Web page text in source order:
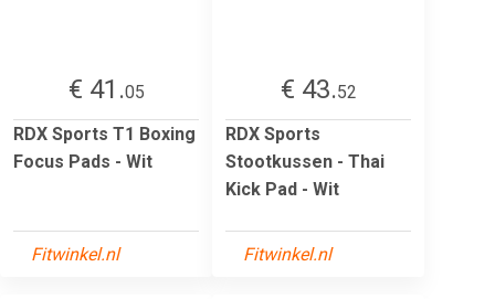
€ 41.05
RDX Sports T1 Boxing
Focus Pads - Wit
Fitwinkel.nl
€ 43.52
RDX Sports
Stootkussen - Thai
Kick Pad - Wit
Fitwinkel.nl